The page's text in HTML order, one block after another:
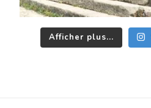
Afficher plus...